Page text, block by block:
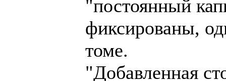
"постоянный
фиксированы,
томе.
"Добавленная